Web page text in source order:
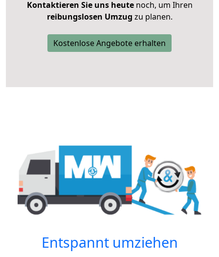
Kontaktieren Sie uns heutenoch, um Ihren
reibungslosen Umzug zu planen.
Kostenlose Angebote erhalten
Entspannt umziehen